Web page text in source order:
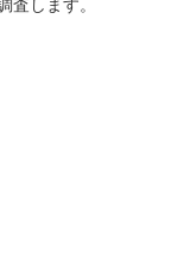
します。